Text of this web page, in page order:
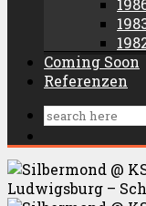
Coming Soon
Referenzen